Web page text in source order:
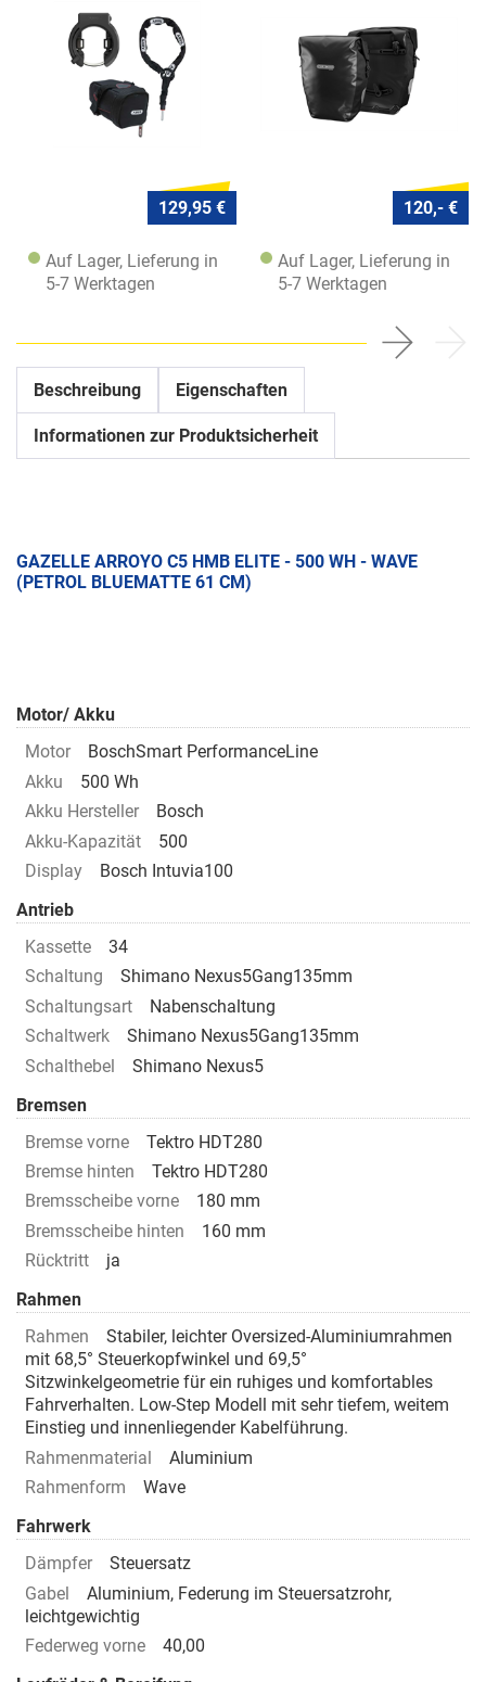
129,95 €
Auf Lager, Lieferung in
5-7 Werktagen
120,- €
Auf Lager, Lieferung in
5-7 Werktagen
Beschreibung Eigenschaften
Informationen zur Produktsicherheit
GAZELLE ARROYO C5 HMB ELITE - 500 WH - WAVE
(PETROL BLUEMATTE 61 CM)
Motor/ Akku
Motor
BoschSmart PerformanceLine
Akku
500 Wh
Akku Hersteller
Bosch
Akku-Kapazität
500
Display
Bosch Intuvia100
Antrieb
Kassette
34
Schaltung
Shimano Nexus5Gang135mm
Schaltungsart
Nabenschaltung
Schaltwerk
Shimano Nexus5Gang135mm
Schalthebel
Shimano Nexus5
Bremsen
Bremse vorne
Tektro HDT280
Bremse hinten
Tektro HDT280
Bremsscheibe vorne
180 mm
Bremsscheibe hinten
160 mm
Rücktritt
ja
Rahmen
Rahmen
Stabiler, leichter Oversized-Aluminiumrahmen
mit 68,5° Steuerkopfwinkel und 69,5°
Sitzwinkelgeometrie für ein ruhiges und komfortables
Fahrverhalten. Low-Step Modell mit sehr tiefem, weitem
Einstieg und innenliegender Kabelführung.
Rahmenmaterial
Aluminium
Rahmenform
Wave
Fahrwerk
Dämpfer
Steuersatz
Gabel
Aluminium, Federung im Steuersatzrohr,
leichtgewichtig
Federweg vorne
40,00